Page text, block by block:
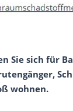
Sie sich für
wohnen.